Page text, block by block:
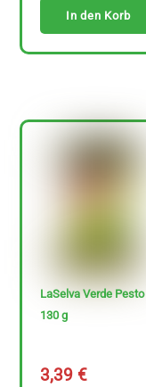
In den Korb
LaSelva Verde Pesto
130 g
3,39€